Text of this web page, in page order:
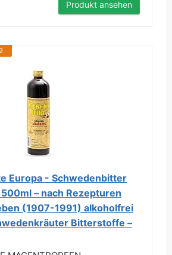
Produkt ansehen
Europa - Schwedenbitter
– nach Rezepturen
(1907-1991) alkoholfrei
Bitterstoffe –